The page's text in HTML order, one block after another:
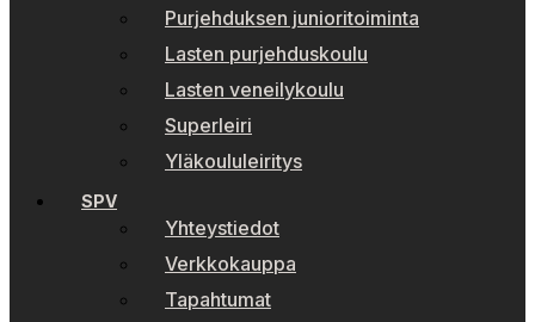
Purjehduksen junioritoiminta
Lasten purjehduskoulu
Lasten veneilykoulu
Superleiri
Yläkoululeiritys
SPV
Yhteystiedot
Verkkokauppa
Tapahtumat